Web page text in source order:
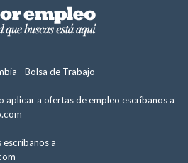
- Bolsa de Trabajo
aplicar a ofertas de empleo escríbanos a
escríbanos a